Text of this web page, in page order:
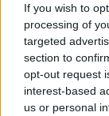
If you wish to
processing of
targeted
section to
opt-out request
interest-based
us or personal